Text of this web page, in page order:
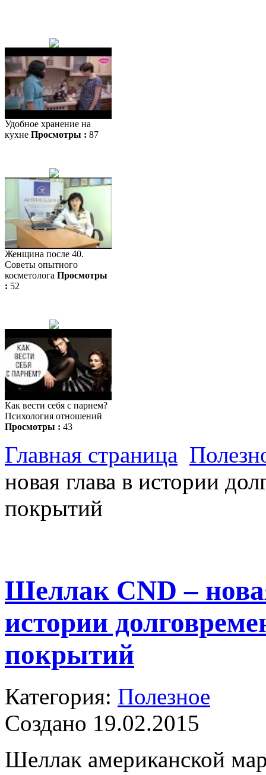
Удобное хранение на
кухне Просмотры : 87
Женщина после 40.
Советы опытного
косметолога Просмотры
: 52
Как вести себя с парнем?
Психология отношений
Просмотры : 43
Главная страница
новая глава в истории
покрытий
Шеллак CND –
истории
покрытий
Категория: Полезное
Создано 19.02.2015
Шеллак американской